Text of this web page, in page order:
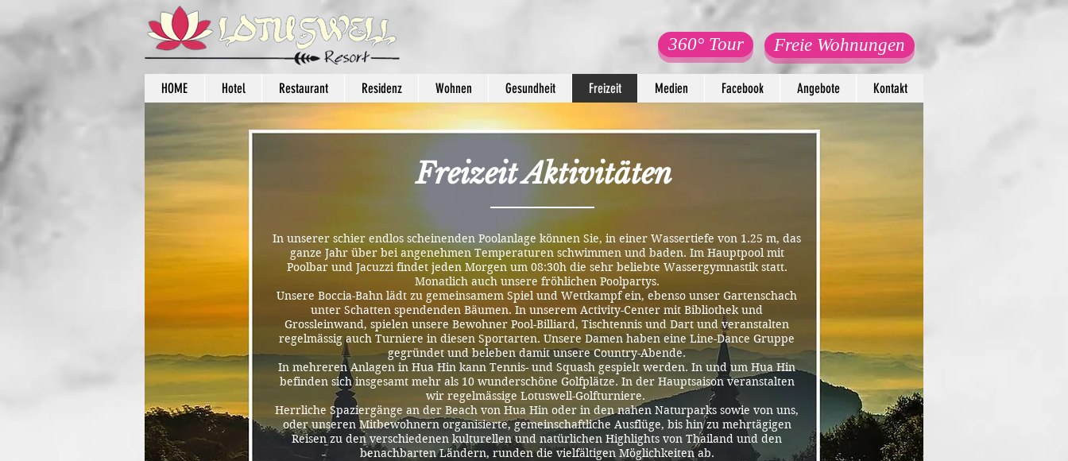
360° Tour Freie Wohnungen
HOME Hotel Restaurant Residenz Wohnen Gesundheit Freizeit Medien Facebook Angebote Kontakt
Freizeit Aktivitäten
In unserer schier endlos scheinenden Poolanlage können Sie, in einer Wassertiefe von 1.25 m, das
ganze Jahr über bei angenehmen Temperaturen schwimmen und baden. Im Hauptpool mit
Poolbar und Jacuzzi findet jeden Morgen um 08:30h die sehr beliebte Wassergymnastik statt.
Monatlich auch unsere fröhlichen Poolpartys.
Unsere Boccia-Bahn lädt zu gemeinsamem Spiel und Wettkampf ein, ebenso unser Gartenschach
unter Schatten spendenden Bäumen. In unserem Activity-Center mit Bibliothek und
Grossleinwand, spielen unsere Bewohner Pool-Billiard, Tischtennis und Dart und veranstalten
regelmässig auch Turniere in diesen Sportarten. Unsere Damen haben eine Line-Dance Gruppe
gegründet und beleben damit unsere Country-Abende.
In mehreren Anlagen in Hua Hin kann Tennis- und Squash gespielt werden. In und um Hua Hin
befinden sich insgesamt mehr als 10 wunderschöne Golfplätze. In der Hauptsaison veranstalten
wir regelmässige Lotuswell-Golfturniere.
Herrliche Spaziergänge an der Beach von Hua Hin oder in den nahen Naturparks sowie von uns,
oder unseren Mitbewohnern organisierte, gemeinschaftliche Ausflüge, bis hin zu mehrtägigen
Reisen zu den verschiedenen kulturellen und natürlichen Highlights von Thailand und den
benachbarten Ländern, runden die vielfältigen Möglichkeiten ab.